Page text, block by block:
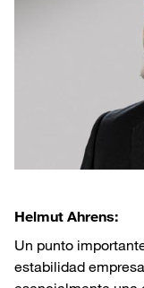
Helmut Ahrens:
Un punto
estabilidad